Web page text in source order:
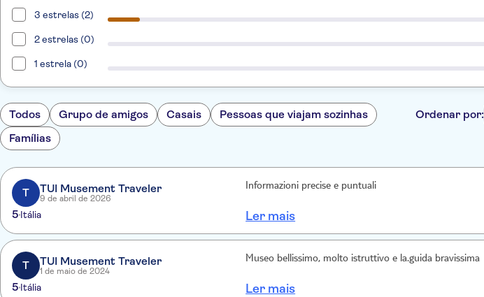
3 estrelas (2)
2 estrelas (0)
1 estrela (0)
Todos Grupo de amigos Casais
Pessoas que viajam sozinhas
Famílias
Ordenar por:
T TUI Musement Traveler
9 de abril de 2026
5 Itália
Informazioni precise e puntuali
Ler mais
T TUI Musement Traveler
1 de maio de 2024
5 Itália
Museo bellissimo, molto istruttivo e la.guida bravissima
Ler mais